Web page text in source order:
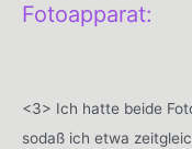
Fotoapparat:
<3> Ich hatte beide
sodaß ich etwa